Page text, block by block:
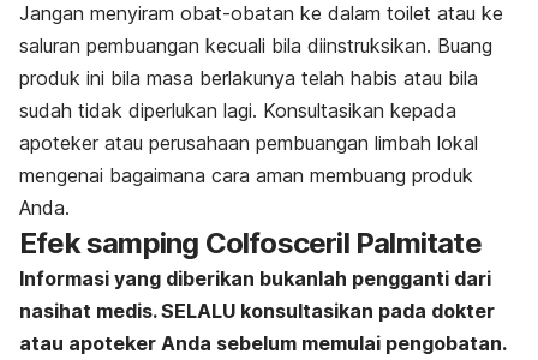
Jangan menyiram obat-obatan ke dalam toilet atau ke
saluran pembuangan kecuali bila diinstruksikan. Buang
produk ini bila masa berlakunya telah habis atau bila
sudah tidak diperlukan lagi. Konsultasikan kepada
apoteker atau perusahaan pembuangan limbah lokal
mengenai bagaimana cara aman membuang produk
Anda.
Efek samping Colfosceril Palmitate
Informasi yang diberikan bukanlah pengganti dari
nasihat medis. SELALU konsultasikan pada dokter
atau apoteker Anda sebelum memulai pengobatan.